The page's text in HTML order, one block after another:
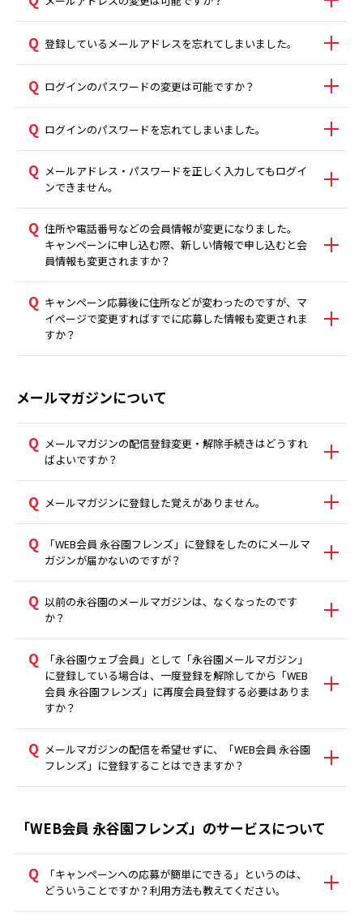
登録しているメールアドレスを忘れてしまいました。
ログインのパスワードの変更は可能ですか？
ログインのパスワードを忘れてしまいました。
メールアドレス・パスワードを正しく入力してもログイ
ンできません。
住所や電話番号などの会員情報が変更になりました。
キャンペーンに申し込む際、新しい情報で申し込むと会
員情報も変更されますか？
キャンペーン応募後に住所などが変わったのですが、マ
イページで変更すればすでに応募した情報も変更されま
すか？
メールマガジンについて
メールマガジンの配信登録変更・解除手続きはどうすれ
ばよいですか？
メールマガジンに登録した覚えがありません。
「WEB会員 永谷園フレンズ」に登録をしたのにメールマ
ガジンが届かないのですが？
以前の永谷園のメールマガジンは、なくなったのです
か？
「永谷園ウェブ会員」として「永谷園メールマガジン」
に登録している場合は、一度登録を解除してから「WEB
会員 永谷園フレンズ」に再度会員登録する必要はありま
すか？
メールマガジンの配信を希望せずに、「WEB会員 永谷園
フレンズ」に登録することはできますか？
「WEB会員 永谷園フレンズ」のサービスについて
「キャンペーンへの応募が簡単にできる」というのは、
どういうことですか？利用方法も教えてください。